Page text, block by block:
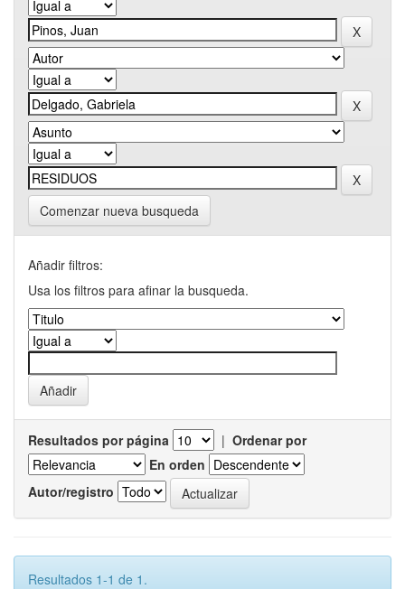
Comenzar nueva busqueda
Añadir filtros:
Usa los filtros para afinar la busqueda.
Resultados por página | Ordenar por
En orden
Autor/registro
Resultados 1-1 de 1.